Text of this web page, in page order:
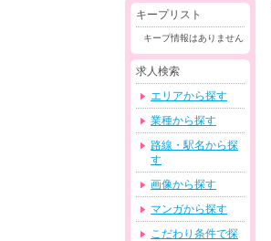
キープリスト
キープ情報はありません
求人検索
エリアから探す
業種から探す
路線・駅名から探
す
画像から探す
マンガから探す
こだわり条件で探